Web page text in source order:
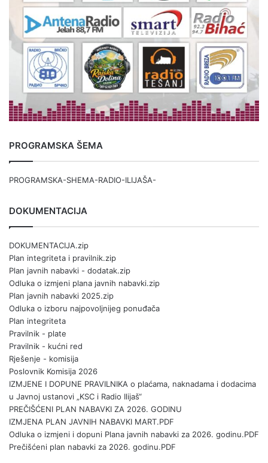
PROGRAMSKA ŠEMA
PROGRAMSKA-SHEMA-RADIO-ILIJAŠA-
DOKUMENTACIJA
DOKUMENTACIJA.zip
Plan integriteta i pravilnik.zip
Plan javnih nabavki - dodatak.zip
Odluka o izmjeni plana javnih nabavki.zip
Plan javnih nabavki 2025.zip
Odluka o izboru najpovoljnijeg ponuđača
Plan integriteta
Pravilnik - plate
Pravilnik - kućni red
Rješenje - komisija
Poslovnik Komisija 2026
IZMJENE I DOPUNE PRAVILNIKA o plaćama, naknadama i dodacima
u Javnoj ustanovi „KSC i Radio Ilijaš“
PREČIŠĆENI PLAN NABAVKI ZA 2026. GODINU
IZMJENA PLAN JAVNIH NABAVKI MART.PDF
Odluka o izmjeni i dopuni Plana javnih nabavki za 2026. godinu.PDF
Prečišćeni plan nabavki za 2026. godinu.PDF